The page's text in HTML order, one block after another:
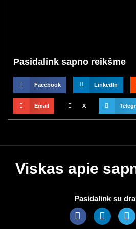
Pasidalink sapno reikšme
Facebook LinkedIn
Email X
Viskas apie
Pasidalink su